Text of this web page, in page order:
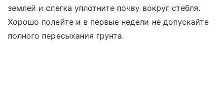
землей и слегка уплотните почву вокруг стебля.
Хорошо полейте и в первые недели не допускайте
полного пересыхания грунта.